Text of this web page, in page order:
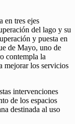
en tres ejes
del lago y su
y puesta en
de Mayo, uno de
contempla la
mejorar los servicios
intervenciones
de los espacios
destinada al uso